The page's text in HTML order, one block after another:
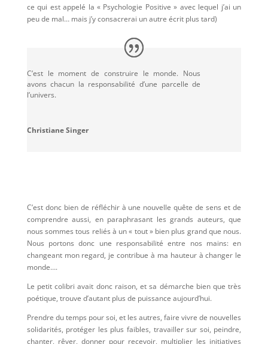
ce qui est appelé la « Psychologie Positive » avec lequel j’ai un
peu de mal… mais j’y consacrerai un autre écrit plus tard)
C’est le moment de construire le monde. Nous
avons chacun la responsabilité d’une parcelle de
l’univers.
Christiane Singer
C’est donc bien de réfléchir à une nouvelle quête de sens et de
comprendre aussi, en paraphrasant les grands auteurs, que
nous sommes tous reliés à un « tout » bien plus grand que nous.
Nous portons donc une responsabilité entre nos mains: en
changeant mon regard, je contribue à ma hauteur à changer le
monde….
Le petit colibri avait donc raison, et sa démarche bien que très
poétique, trouve d’autant plus de puissance aujourd’hui.
Prendre du temps pour soi, et les autres, faire vivre de nouvelles
solidarités, protéger les plus faibles, travailler sur soi, peindre,
chanter, rêver, donner pour recevoir, multiplier les initiatives